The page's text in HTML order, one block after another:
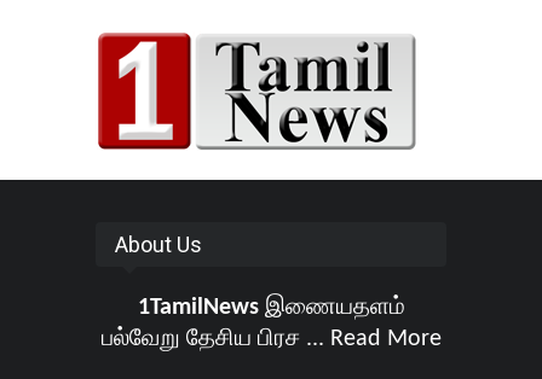
About Us
1TamilNewsஇணையதளம்
பல்வேறு தேசிய பிரச ... Read More